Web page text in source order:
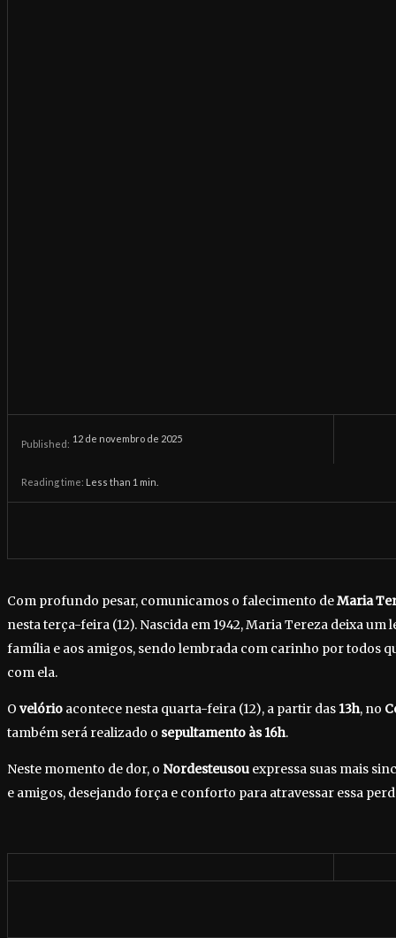
Published: 12 de novembro de 2025
Reading time: Less than 1 min.
Com profundo pesar, comunicamos o falecimento deMaria
nesta terça-feira (12). Nascida em 1942, Maria Tereza deixa um
família e aos amigos, sendo lembrada com carinho por todos
com ela.
O velório acontece nesta quarta-feira (12), a partir das 13h, no
também será realizado o sepultamento às 16h.
Neste momento de dor, o Nordesteusou expressa suas mais
e amigos, desejando força e conforto para atravessar essa